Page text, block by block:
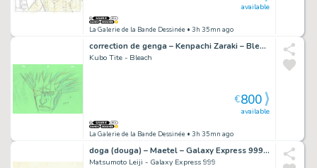
La Galerie de la Bande Dessinée • 3h 35mn ago
available
correction de genga – Kenpachi Zaraki – Bleach – 2301
Kubo Tite - Bleach
La Galerie de la Bande Dessinée • 3h 35mn ago
available
€800
doga (douga) – Maetel – Galaxy Express 999 – 1976
Matsumoto Leiji - Galaxy Express 999